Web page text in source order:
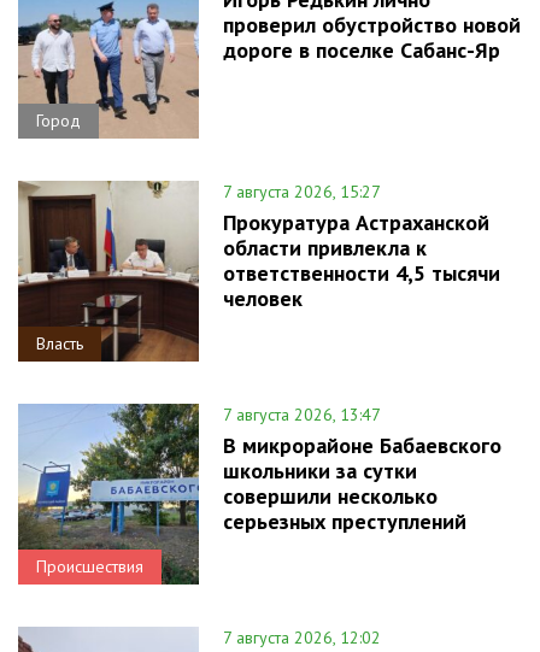
Город
проверил обустройство новой
дороге в поселке Сабанс-Яр
Власть
7 августа 2026, 15:27
Прокуратура Астраханской
области привлекла к
ответственности 4,5 тысячи
человек
Происшествия
7 августа 2026, 13:47
В микрорайоне Бабаевского
школьники за сутки
совершили несколько
серьезных преступлений
7 августа 2026, 12:02